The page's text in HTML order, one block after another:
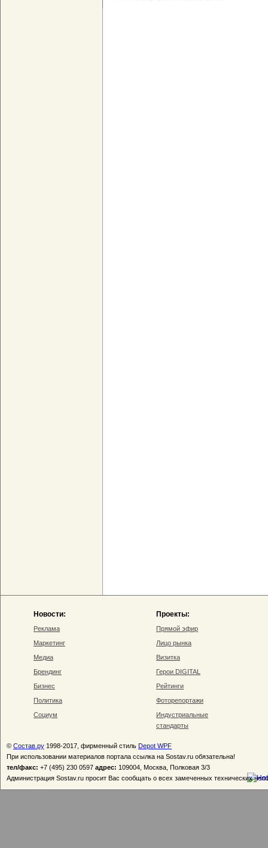
Новости:
Реклама
Маркетинг
Медиа
Брендинг
Бизнес
Политика
Социум
Проекты:
Прямой эфир
Лицо рынка
Визитка
Герои DIGITAL
Рейтинги
Фоторепортажи
Индустриальные
стандарты
© Состав.ру 1998-2017, фирменный стиль Depot WPF
При использовании материалов портала ссылка на Sostav.ru обязательна!
тел/факс: +7 (495) 230 0597 адрес: 109004, Москва, Полковая 3/3
Администрация Sostav.ru просит Вас сообщать о всех замеченных технических